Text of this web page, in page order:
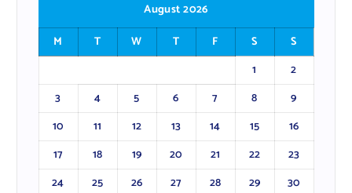
August 2026
M
T W T F S
S
1
2
3
4 5 6 7 8
9
10
11 12 13 14 15
16
17
18 19 20 21 22
23
24
25 26 27 28 29
30